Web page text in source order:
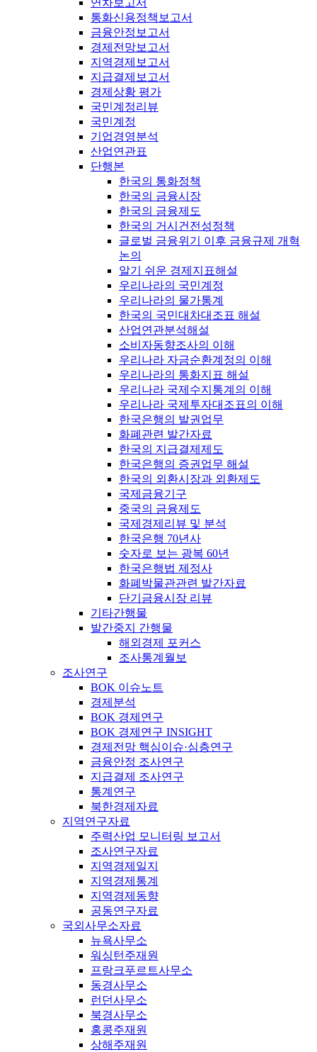
연차보고서
통화신용정책보고서
금융안정보고서
경제전망보고서
지역경제보고서
지급결제보고서
경제상황 평가
국민계정리뷰
국민계정
기업경영분석
산업연관표
단행본
한국의 통화정책
한국의 금융시장
한국의 금융제도
한국의 거시건전성정책
글로벌 금융위기 이후 금융규제 개혁
논의
알기 쉬운 경제지표해설
우리나라의 국민계정
우리나라의 물가통계
한국의 국민대차대조표 해설
산업연관분석해설
소비자동향조사의 이해
우리나라 자금순환계정의 이해
우리나라의 통화지표 해설
우리나라 국제수지통계의 이해
우리나라 국제투자대조표의 이해
한국은행의 발권업무
화폐관련 발간자료
한국의 지급결제제도
한국은행의 증권업무 해설
한국의 외환시장과 외환제도
국제금융기구
중국의 금융제도
국제경제리뷰 및 분석
한국은행 70년사
숫자로 보는 광복 60년
한국은행법 제정사
화폐박물관관련 발간자료
단기금융시장 리뷰
기타간행물
발간중지 간행물
해외경제 포커스
조사통계월보
조사연구
BOK 이슈노트
경제분석
BOK 경제연구
BOK 경제연구 INSIGHT
경제전망 핵심이슈·심층연구
금융안정 조사연구
지급결제 조사연구
통계연구
북한경제자료
지역연구자료
주력산업 모니터링 보고서
조사연구자료
지역경제일지
지역경제통계
지역경제동향
공동연구자료
국외사무소자료
뉴욕사무소
워싱턴주재원
프랑크푸르트사무소
동경사무소
런던사무소
북경사무소
홍콩주재원
상해주재원